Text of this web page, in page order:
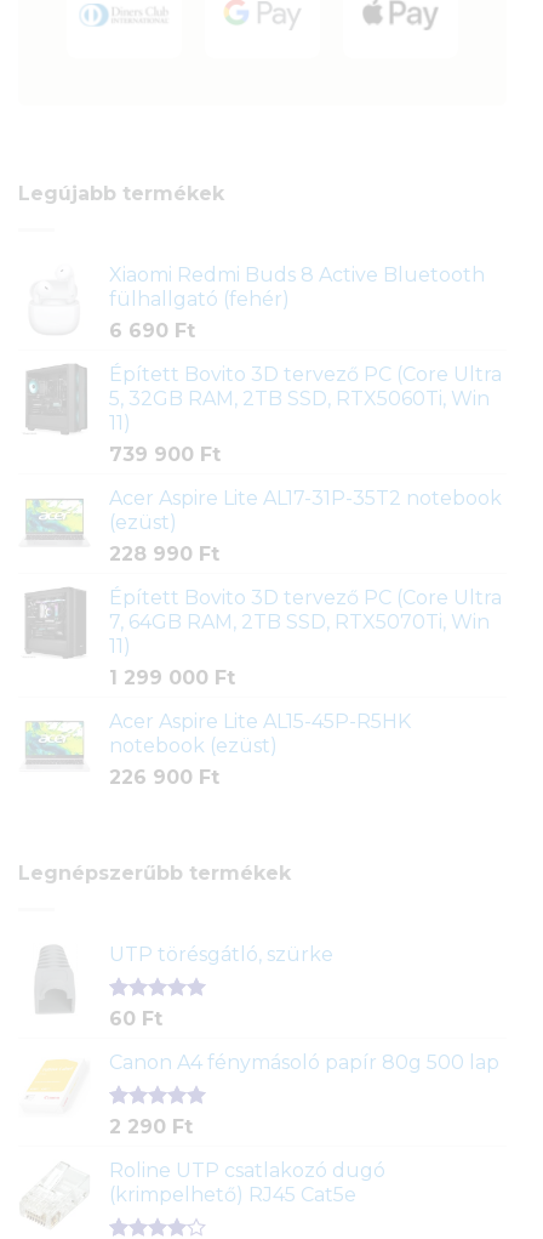
Legújabb termékek
Xiaomi Redmi Buds 8 Active Bluetooth
fülhallgató (fehér)
6 690 Ft
Épített Bovito 3D tervező PC (Core Ultra
5, 32GB RAM, 2TB SSD, RTX5060Ti, Win
11)
739 900 Ft
Acer Aspire Lite AL17-31P-35T2 notebook
(ezüst)
228 990 Ft
Épített Bovito 3D tervező PC (Core Ultra
7, 64GB RAM, 2TB SSD, RTX5070Ti, Win
11)
1 299 000 Ft
Acer Aspire Lite AL15-45P-R5HK
notebook (ezüst)
226 900 Ft
Legnépszerűbb termékek
UTP törésgátló, szürke
Értékelés
ből,
1
értékelés
alapján
60 Ft
Canon A4 fénymásoló papír 80g 500 lap
Értékelés
ből,
2
értékelés
alapján
2 290 Ft
Roline UTP csatlakozó dugó
(krimpelhető) RJ45 Cat5e